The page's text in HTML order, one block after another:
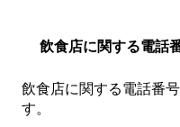
飲食店に関する電話
飲食店に関する電話番
す。